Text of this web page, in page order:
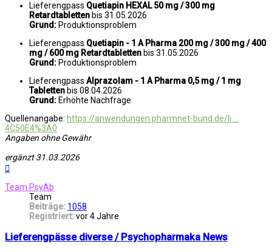
Lieferengpass Quetiapin HEXAL 50 mg / 300 mg
Retardtabletten bis 31.05.2026
Grund: Produktionsproblem
Lieferengpass Quetiapin - 1 A Pharma 200 mg / 300 mg / 400
mg / 600 mg Retardtabletten bis 31.05.2026
Grund: Produktionsproblem
Lieferengpass Alprazolam - 1 A Pharma 0,5 mg / 1 mg
Tabletten bis 08.04.2026
Grund: Erhöhte Nachfrage
Quellenangabe: https://anwendungen.pharmnet-bund.de/li ...
4C50E4%3A0
Angaben ohne Gewähr
ergänzt 31.03.2026
Team PsyAb
Team
Beiträge: 1058
Registriert: vor 4 Jahre
Lieferengpässe diverse / Psychopharmaka News